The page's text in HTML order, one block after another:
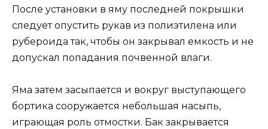
После установки в яму последней покрышки
следует опустить рукав из полиэтилена или
рубероида так, чтобы он закрывал емкость и не
допускал попадания почвенной влаги.
Яма затем засыпается и вокруг выступающего
бортика сооружается небольшая насыпь,
играющая роль отмостки. Бак закрывается